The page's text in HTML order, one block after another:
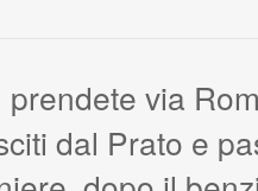
prendete via
dal Prato e